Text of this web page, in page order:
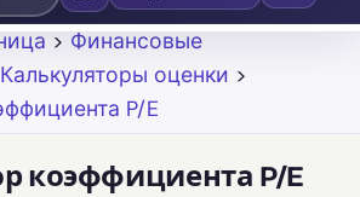
> Финансовые
Калькуляторы оценки >
P/E
коэффициента P/E